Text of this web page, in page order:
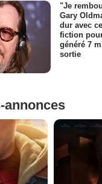
"Je
Gary
dur avec
fiction
généré 7
sortie
annonces